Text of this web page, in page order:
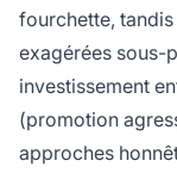
fourchette,
exagérées sous-
investissement
(promotion
approches